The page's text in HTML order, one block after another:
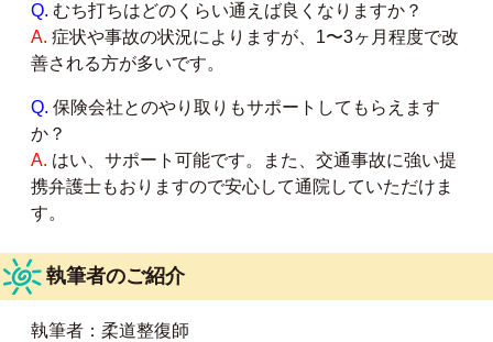
Q. むち打ちはどのくらい通えば良くなりますか？
A. 症状や事故の状況によりますが、1〜3ヶ月程度で改
善される方が多いです。
Q. 保険会社とのやり取りもサポートしてもらえます
か？
A. はい、サポート可能です。また、交通事故に強い提
携弁護士もおりますので安心して通院していただけま
す。
執筆者のご紹介
執筆者：柔道整復師